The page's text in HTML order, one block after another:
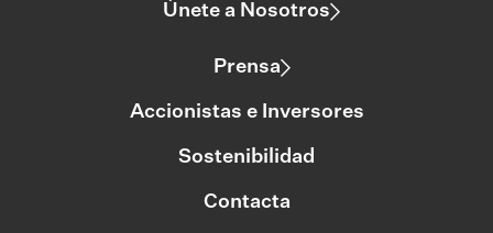
Únete a Nosotros
Prensa
Accionistas e Inversores
Sostenibilidad
Contacta